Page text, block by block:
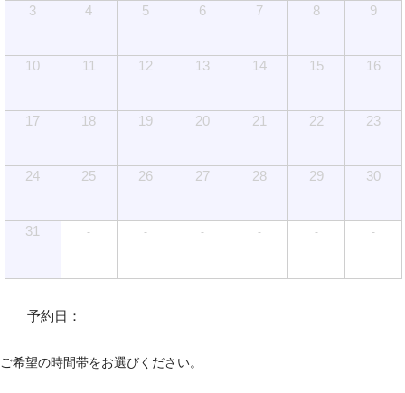
3 4 5 6 7 8 9
10 11 12 13 14 15 16
17 18 19 20 21 22 23
24 25 26 27 28 29 30
31 - - - - - -
予約日：
ご希望の時間帯をお選びください。